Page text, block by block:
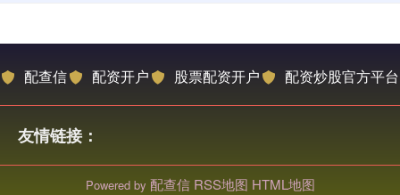
配查信 配资开户 股票配资开户 配资炒股官方平台
友情链接：
Powered by 配查信 RSS地图 HTML地图